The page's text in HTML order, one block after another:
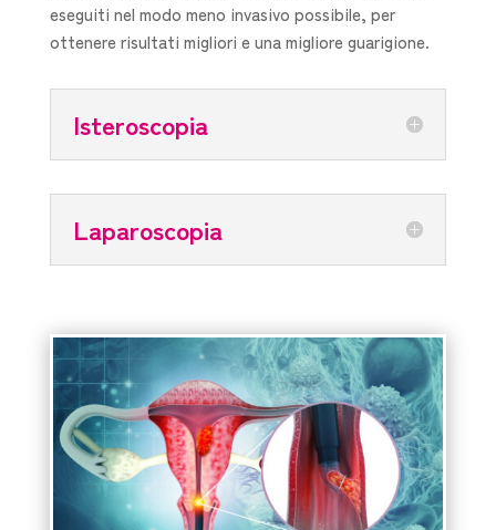
eseguiti nel modo meno invasivo possibile, per
ottenere risultati migliori e una migliore guarigione.
Isteroscopia
Laparoscopia